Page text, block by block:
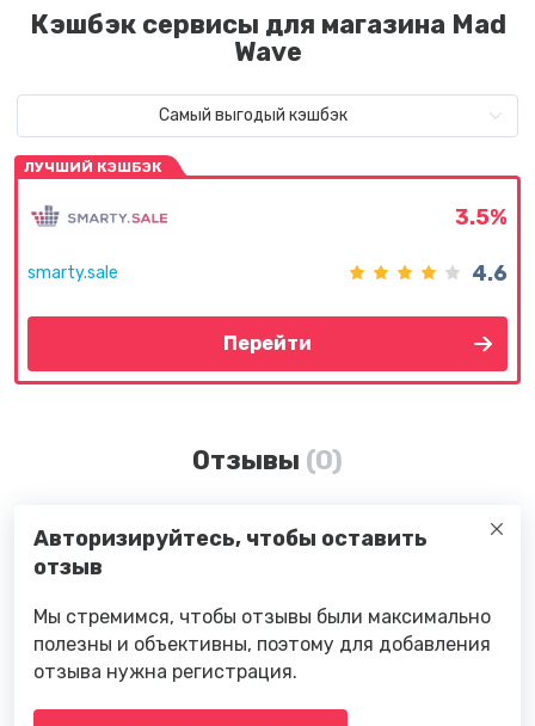
Кэшбэк сервисы для магазина Mad
Wave
Самый выгодый кэшбэк
ЛУЧШИЙ КЭШБЭК
smarty.sale
3.5%
4.6
Перейти
Отзывы (0)
Авторизируйтесь, чтобы оставить
отзыв
Мы стремимся, чтобы отзывы были максимально
полезны и объективны, поэтому для добавления
отзыва нужна регистрация.